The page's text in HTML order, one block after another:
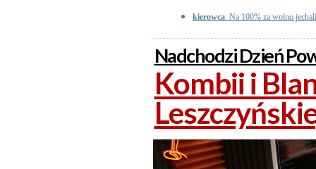
kierowca: Na 100% za wolno
Nadchodzi Dzień
Kombii i